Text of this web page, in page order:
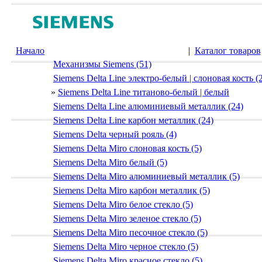
Начало | Каталог товаров
Механизмы Siemens (51)
Siemens Delta Line электро-белый | слоновая кость
» Siemens Delta Line титаново-белый | белый
Siemens Delta Line алюминиевый металлик (24)
Siemens Delta Line карбон металлик (24)
Siemens Delta черный рояль (4)
Siemens Delta Miro слоновая кость (5)
Siemens Delta Miro белый (5)
Siemens Delta Miro алюминиевый металлик (5)
Siemens Delta Miro карбон металлик (5)
Siemens Delta Miro белое стекло (5)
Siemens Delta Miro зеленое стекло (5)
Siemens Delta Miro песочное стекло (5)
Siemens Delta Miro черное стекло (5)